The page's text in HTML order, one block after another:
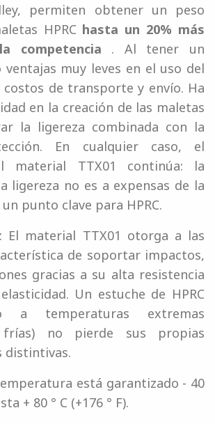
permiten obtener un peso
HPRC hasta un 20% más
competencia . Al tener un
muy leves en el uso del
de transporte y envío. Ha
en la creación de las maletas
la ligereza combinada con la
En cualquier caso, el
material TTX01 continúa: la
ligereza no es a expensas de la
punto clave para HPRC.
El material TTX01 otorga a las
de soportar impactos,
gracias a su alta resistencia
Un estuche de HPRC
a temperaturas extremas
no pierde sus propias
distintivas.
está garantizado - 40
+ 80 ° C (+176 ° F).